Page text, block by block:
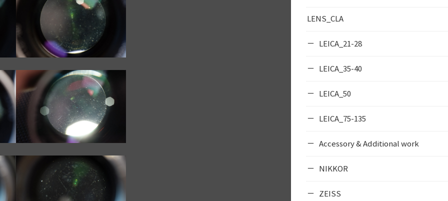
LENS_CLA
LEICA_21-28
LEICA_35-40
LEICA_50
LEICA_75-135
Accessory & Additional work
NIKKOR
ZEISS